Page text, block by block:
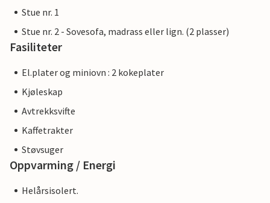
Stue nr. 1
Stue nr. 2 - Sovesofa, madrass eller lign. (2 plasser)
Fasiliteter
El.plater og miniovn : 2 kokeplater
Kjøleskap
Avtrekksvifte
Kaffetrakter
Støvsuger
Oppvarming / Energi
Helårsisolert.